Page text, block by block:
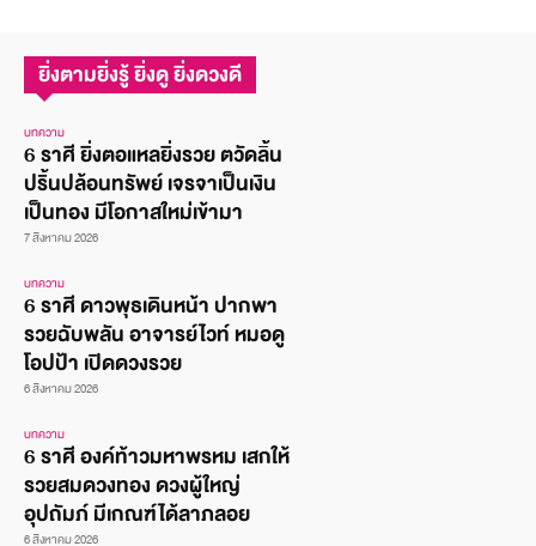
ยิ่งตามยิ่งรู้ ยิ่งดู ยิ่งดวงดี
บทความ
6 ราศี ยิ่งตอแหลยิ่งรวย ตวัดลิ้น
ปริ้นปล้อนทรัพย์ เจรจาเป็นเงิน
เป็นทอง มีโอกาสใหม่เข้ามา
7 สิงหาคม 2026
บทความ
6 ราศี ดาวพุธเดินหน้า ปากพา
รวยฉับพลัน อาจารย์ไวท์ หมอดู
โอปป้า เปิดดวงรวย
6 สิงหาคม 2026
บทความ
6 ราศี องค์ท้าวมหาพรหม เสกให้
รวยสมดวงทอง ดวงผู้ใหญ่
อุปถัมภ์ มีเกณฑ์ได้ลาภลอย
6 สิงหาคม 2026